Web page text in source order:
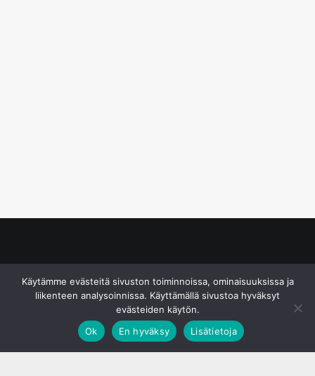
Käytämme evästeitä sivuston toiminnoissa, ominaisuuksissa ja
liikenteen analysoinnissa. Käyttämällä sivustoa hyväksyt
evästeiden käytön.
Ok
En hyväksy Lisätietoja